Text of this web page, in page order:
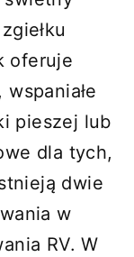
oferuje
pieszej lub
dla tych,
dwie
w
RV. W